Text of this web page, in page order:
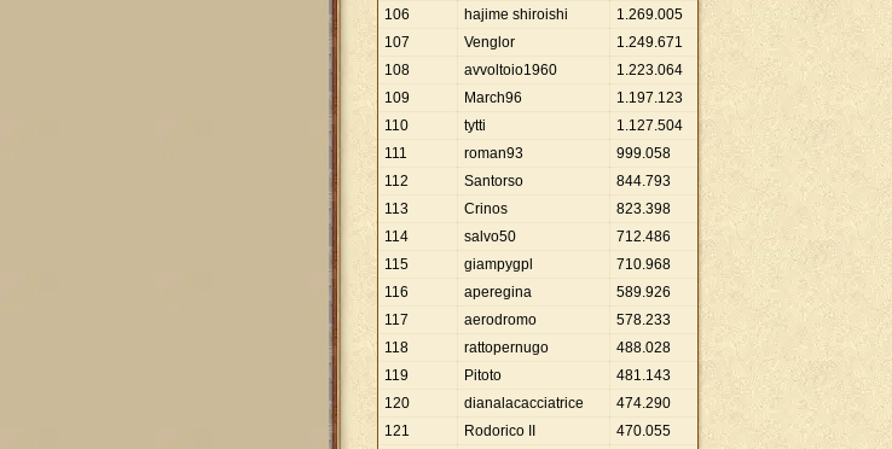
106
hajime shiroishi 1.269.005
107
Venglor 1.249.671
108
avvoltoio1960 1.223.064
109
March96 1.197.123
110
tytti 1.127.504
111
roman93 999.058
112
Santorso 844.793
113
Crinos 823.398
114
salvo50 712.486
115
giampygpl 710.968
116
aperegina 589.926
117
aerodromo 578.233
118
rattopernugo 488.028
119
Pitoto 481.143
120
dianalacacciatrice 474.290
121
Rodorico II 470.055